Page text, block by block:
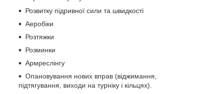
Розвитку підривної сили та швидкості
Аеробіки
Розтяжки
Розминки
Армреслінгу
Опановування нових вправ (віджимання,
підтягування, виходи на турніку і кільцях).